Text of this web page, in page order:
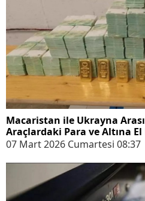
Macaristan ile Ukrayna
Araçlardaki Para ve Altına
07 Mart 2026 Cumartesi 08:37